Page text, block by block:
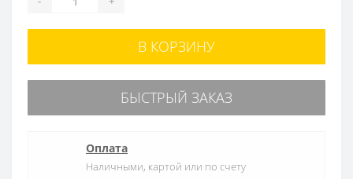
В КОРЗИНУ
БЫСТРЫЙ ЗАКАЗ
Оплата
Наличными, картой или по счету